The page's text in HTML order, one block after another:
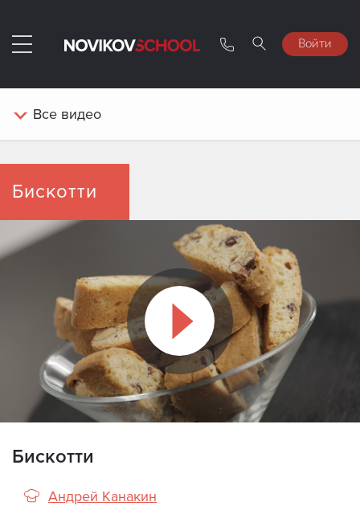
Войти
Все видео
Бискотти
Бискотти
Андрей Канакин